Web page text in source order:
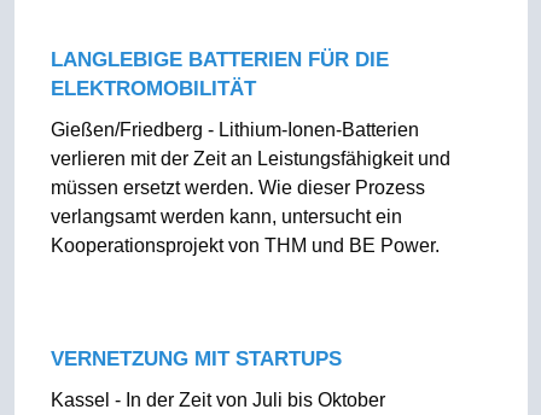
LANGLEBIGE BATTERIEN FÜR DIE
ELEKTROMOBILITÄT
Gießen/Friedberg - Lithium-Ionen-Batterien
verlieren mit der Zeit an Leistungsfähigkeit und
müssen ersetzt werden. Wie dieser Prozess
verlangsamt werden kann, untersucht ein
Kooperationsprojekt von THM und BE Power.
VERNETZUNG MIT STARTUPS
Kassel - In der Zeit von Juli bis Oktober